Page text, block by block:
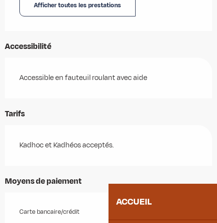
ACCUEIL
Afficher toutes les prestations
Accessibilité
Accessible en fauteuil roulant avec aide
Tarifs
Kadhoc et Kadhéos acceptés.
Moyens de paiement
Carte bancaire/crédit